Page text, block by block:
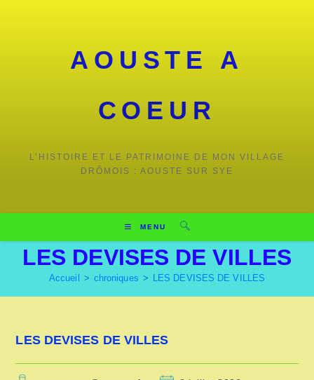
AOUSTE A
COEUR
L’HISTOIRE ET LE PATRIMOINE DE MON VILLAGE
DRÔMOIS : AOUSTE SUR SYE
MENU
LES DEVISES DE VILLES
Accueil > chroniques > LES DEVISES DE VILLES
LES DEVISES DE VILLES